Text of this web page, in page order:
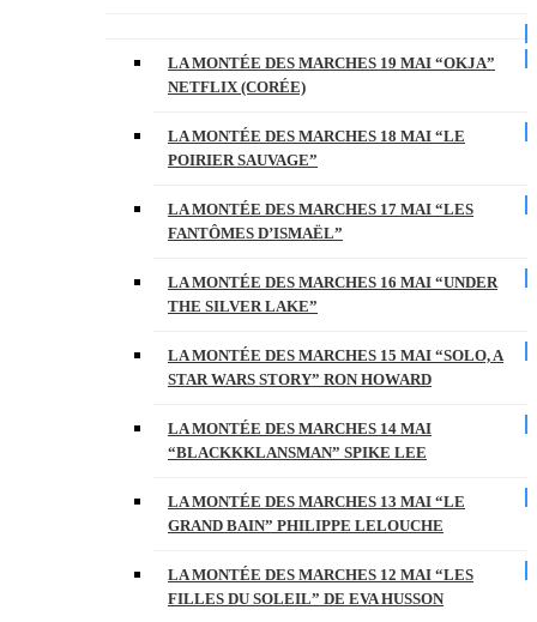
LA MONTÉE DES MARCHES 19 MAI “OKJA”
NETFLIX (CORÉE)
LA MONTÉE DES MARCHES 18 MAI “LE
POIRIER SAUVAGE”
LA MONTÉE DES MARCHES 17 MAI “LES
FANTÔMES D’ISMAËL”
LA MONTÉE DES MARCHES 16 MAI “UNDER
THE SILVER LAKE”
LA MONTÉE DES MARCHES 15 MAI “SOLO, A
STAR WARS STORY” RON HOWARD
LA MONTÉE DES MARCHES 14 MAI
“BLACKKKLANSMAN” SPIKE LEE
LA MONTÉE DES MARCHES 13 MAI “LE
GRAND BAIN” PHILIPPE LELOUCHE
LA MONTÉE DES MARCHES 12 MAI “LES
FILLES DU SOLEIL” DE EVA HUSSON